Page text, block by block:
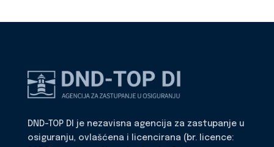
DND-TOP DI je nezavisna agencija za zastupanje u
osiguranju, ovlašćena i licencirana (br. licence: